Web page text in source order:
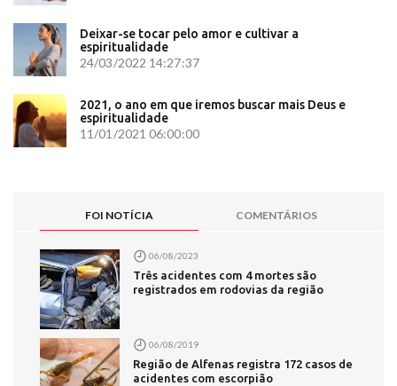
Deixar-se tocar pelo amor e cultivar a
espiritualidade
24/03/2022 14:27:37
2021, o ano em que iremos buscar mais Deus e
espiritualidade
11/01/2021 06:00:00
FOI NOTÍCIA COMENTÁRIOS
06/08/2023
Três acidentes com 4 mortes são
registrados em rodovias da região
06/08/2019
Região de Alfenas registra 172 casos de
acidentes com escorpião